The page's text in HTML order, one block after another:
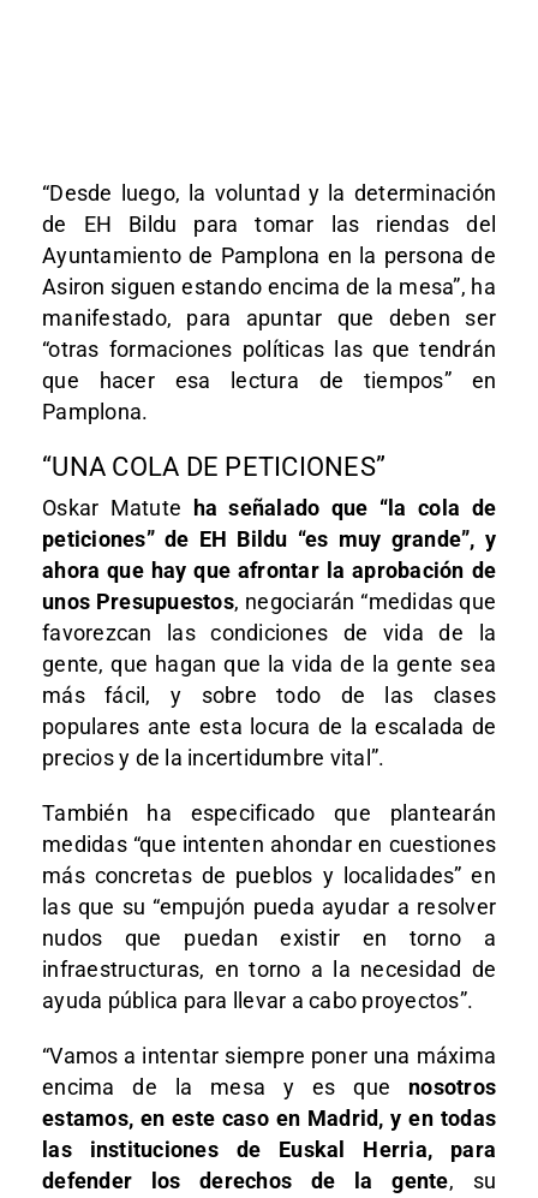
“Desde luego, la voluntad y la determinación
de EH Bildu para tomar las riendas del
Ayuntamiento de Pamplona en la persona de
Asiron siguen estando encima de la mesa”, ha
manifestado, para apuntar que deben ser
“otras formaciones políticas las que tendrán
que hacer esa lectura de tiempos” en
Pamplona.
“UNA COLA DE PETICIONES”
Oskar Matute
ha señalado que “la cola de
peticiones” de EH Bildu “es muy grande”, y
ahora que hay que afrontar la aprobación de
unos Presupuestos, negociarán “medidas que
favorezcan las condiciones de vida de la
gente, que hagan que la vida de la gente sea
más fácil, y sobre todo de las clases
populares ante esta locura de la escalada de
precios y de la incertidumbre vital”.
También ha especificado que plantearán
medidas “que intenten ahondar en cuestiones
más concretas de pueblos y localidades” en
las que su “empujón pueda ayudar a resolver
nudos que puedan existir en torno a
infraestructuras, en torno a la necesidad de
ayuda pública para llevar a cabo proyectos”.
“Vamos a intentar siempre poner una máxima
encima de la mesa y es que nosotros
estamos, en este caso en Madrid, y en todas
las instituciones de Euskal Herria, para
defender los derechos de la gente, su